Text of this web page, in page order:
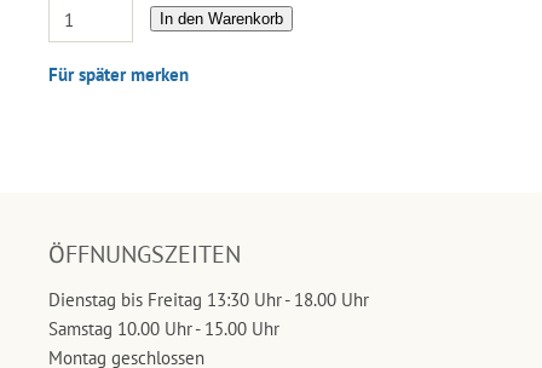
In den Warenkorb
Für später merken
ÖFFNUNGSZEITEN
Dienstag bis Freitag 13:30 Uhr - 18.00 Uhr
Samstag 10.00 Uhr - 15.00 Uhr
Montag geschlossen